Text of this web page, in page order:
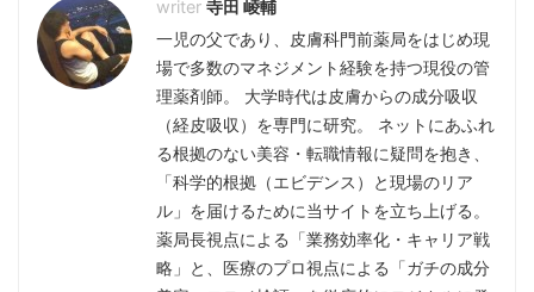
寺田 崚輔
一児の父であり、皮膚科門前薬局をはじめ現
場で多数のマネジメント経験を持つ現役の管
理薬剤師。 大学時代は皮膚からの成分吸収
（経皮吸収）を専門に研究。 ネットにあふれ
る根拠のない美容・転職情報に疑問を抱き、
「科学的根拠（エビデンス）と現場のリア
ル」を届けるために当サイトを立ち上げる。
薬局長視点による「業務効率化・キャリア戦
略」と、医療のプロ視点による「ガチの成分